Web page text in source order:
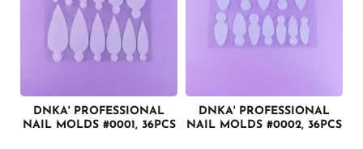
DNKA' PROFESSIONAL
NAIL MOLDS #0001, 36PCS
DNKA' PROFESSIONAL
NAIL MOLDS #0002, 36PCS